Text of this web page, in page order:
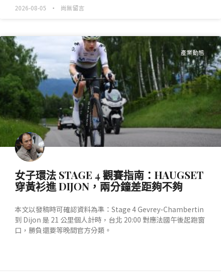
2026-08-05 尚無留言
產業動態
女子環法 STAGE 4 觀賽指南：HAUGSET
穿黃衫進 DIJON，兩分鐘差距夠不夠
本文以發稿時可確認資料為準：Stage 4 Gevrey-Chambertin
到 Dijon 是 21 公里個人計時，台北 20:00 對應法國午後起跑窗
口，勝負還要等晚間官方分類。